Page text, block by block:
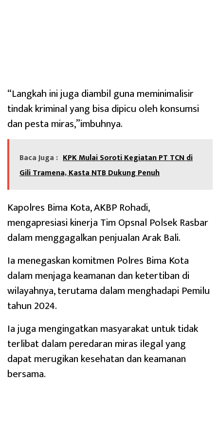
“Langkah ini juga diambil guna meminimalisir
tindak kriminal yang bisa dipicu oleh konsumsi
dan pesta miras,”imbuhnya.
Baca Juga : KPK Mulai Soroti Kegiatan PT TCN di
Gili Tramena, Kasta NTB Dukung Penuh
Kapolres Bima Kota, AKBP Rohadi,
mengapresiasi kinerja Tim Opsnal Polsek Rasbar
dalam menggagalkan penjualan Arak Bali.
Ia menegaskan komitmen Polres Bima Kota
dalam menjaga keamanan dan ketertiban di
wilayahnya, terutama dalam menghadapi Pemilu
tahun 2024.
Ia juga mengingatkan masyarakat untuk tidak
terlibat dalam peredaran miras ilegal yang
dapat merugikan kesehatan dan keamanan
bersama.